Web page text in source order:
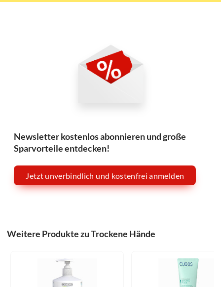
Newsletter kostenlos abonnieren und große
Sparvorteile entdecken!
Jetzt unverbindlich und kostenfrei anmelden
Weitere Produkte zu Trockene Hände